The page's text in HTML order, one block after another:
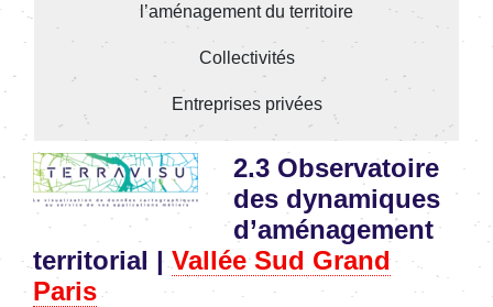
l’aménagement du territoire
Collectivités
Entreprises privées
Image
2.3 Observatoire
des dynamiques
d’aménagement
territorial |Vallée Sud Grand
Paris